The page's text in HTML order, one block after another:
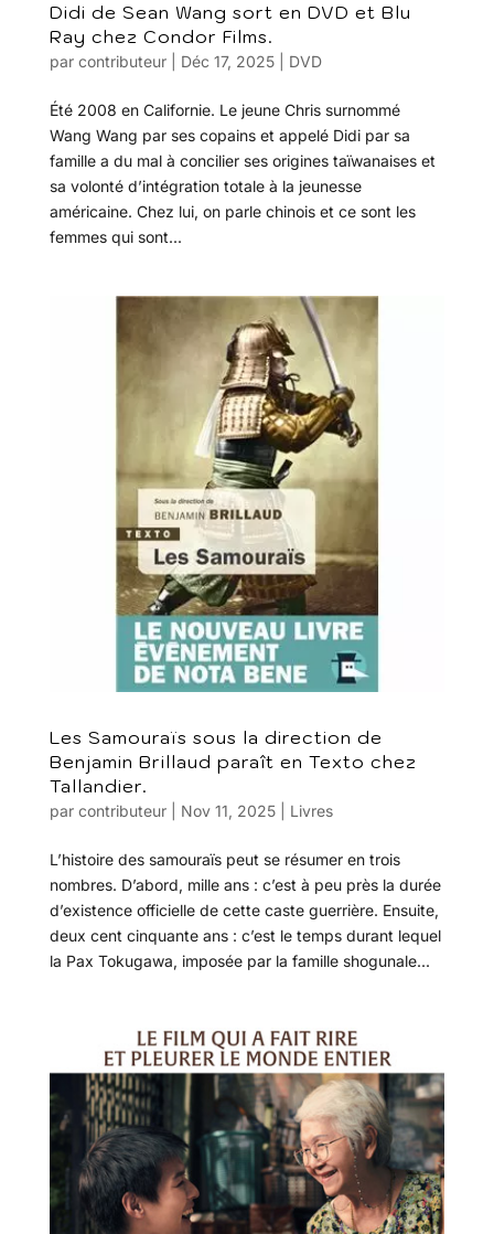
Didi de Sean Wang sort en DVD et Blu
Ray chez Condor Films.
par contributeur| Déc 17, 2025| DVD
Été 2008 en Californie. Le jeune Chris surnommé
Wang Wang par ses copains et appelé Didi par sa
famille a du mal à concilier ses origines taïwanaises et
sa volonté d’intégration totale à la jeunesse
américaine. Chez lui, on parle chinois et ce sont les
femmes qui sont...
Les Samouraïs sous la direction de
Benjamin Brillaud paraît en Texto chez
Tallandier.
par contributeur| Nov 11, 2025| Livres
L’histoire des samouraïs peut se résumer en trois
nombres. D’abord, mille ans : c’est à peu près la durée
d’existence officielle de cette caste guerrière. Ensuite,
deux cent cinquante ans : c’est le temps durant lequel
la Pax Tokugawa, imposée par la famille shogunale...